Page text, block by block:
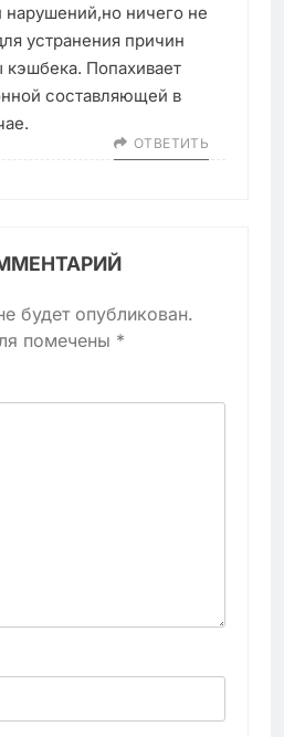
нарушений,но ничего не
устранения причин
кэшбека. Попахивает
составляющей в
ОТВЕТИТЬ
будет опубликован.
помечены *